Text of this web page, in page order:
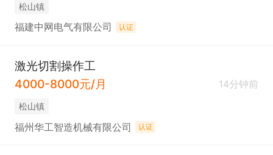
松山镇
福建中网电气有限公司 认证
激光切割操作工
4000-8000元/月
14分钟前
松山镇
福州华工智造机械有限公司 认证